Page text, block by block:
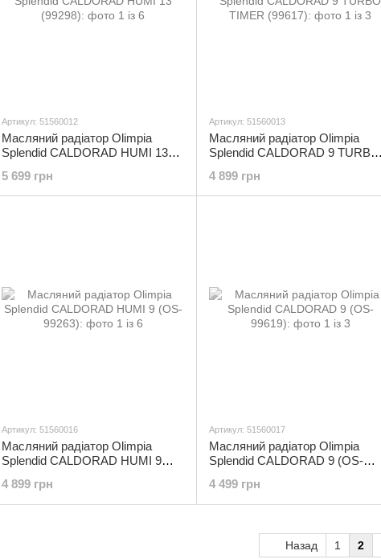
Артикул: 51560012
Масляний радіатор Olimpia
Splendid CALDORAD HUMI 13
5 699 грн
Артикул: 51560013
Масляний радіатор Olimpia
Splendid CALDORAD 9 TURBO
4 899 грн
Артикул: 51560016
Масляний радіатор Olimpia
Splendid CALDORAD HUMI 9
4 899 грн
Артикул: 51560017
Масляний радіатор Olimpia
Splendid CALDORAD 9 (OS-
4 499 грн
Назад 1 2